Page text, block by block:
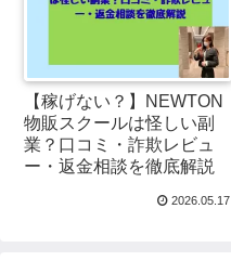
【稼げない？】NEWTON
物販スクールは怪しい副
業？口コミ・詐欺レビュ
ー・返金相談を徹底解説
2026.05.17